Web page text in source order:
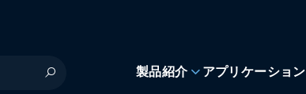
製品紹介 アプリケーション